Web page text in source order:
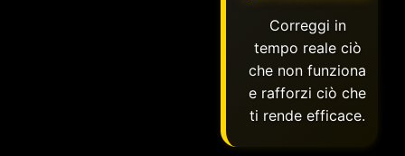
Correggi in
tempo reale ciò
che non funziona
e rafforzi ciò che
ti rende efficace.